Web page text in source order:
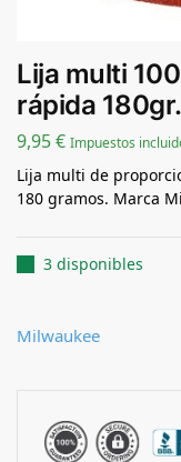
Lija multi
rápida 180gr.
9,95€ Impuestos
Lija multi de
180 gramos. Marca
3 disponibles
Milwaukee